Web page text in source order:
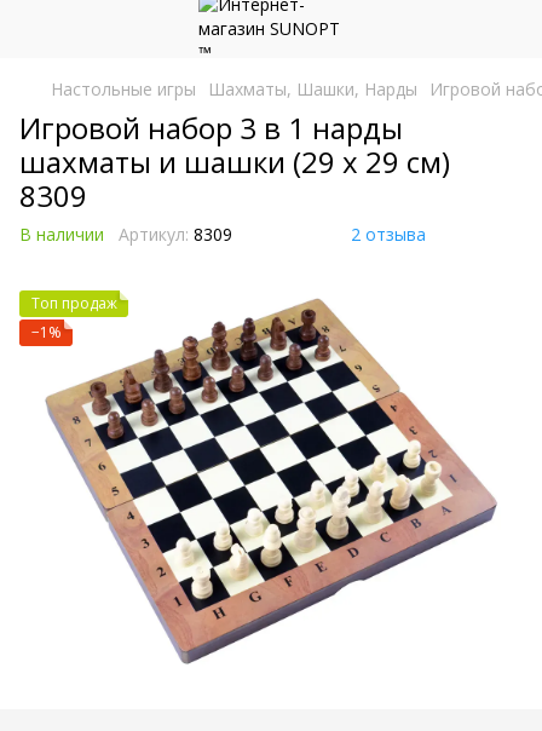
Настольные игры Шахматы, Шашки, Нарды Игровой
Игровой набор 3 в 1 нарды
шахматы и шашки (29 х 29 см)
8309
В наличии Артикул: 8309 2 отзыва
Топ продаж
−1%